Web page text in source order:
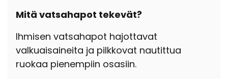
Mitä vatsahapot tekevät?
Ihmisen vatsahapot hajottavat
valkuaisaineita ja pilkkovat nautittua
ruokaa pienempiin osasiin.